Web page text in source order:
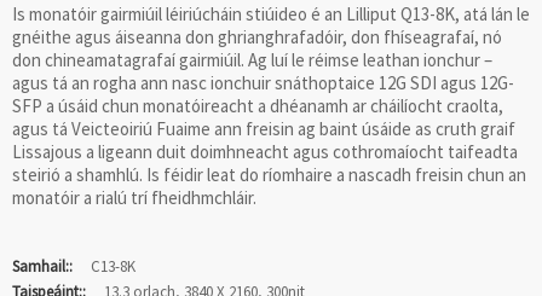
Is monatóir gairmiúil léiriúcháin stiúideo é an Lilliput Q13-8K, atá lán le
gnéithe agus áiseanna don ghrianghrafadóir, don fhíseagrafaí, nó
don chineamatagrafaí gairmiúil. Ag luí le réimse leathan ionchur –
agus tá an rogha ann nasc ionchuir snáthoptaice 12G SDI agus 12G-
SFP a úsáid chun monatóireacht a dhéanamh ar cháilíocht craolta,
agus tá Veicteoiriú Fuaime ann freisin ag baint úsáide as cruth graif
Lissajous a ligeann duit doimhneacht agus cothromaíocht taifeadta
steirió a shamhlú. Is féidir leat do ríomhaire a nascadh freisin chun an
monatóir a rialú trí fheidhmchláir.
Samhail::
C13-8K
Taispeáint::
13.3 orlach, 3840 X 2160, 300nit